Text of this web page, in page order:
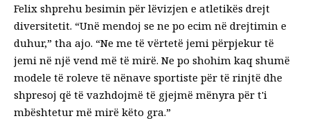
Felix shprehu besimin për lëvizjen e atletikës drejt
diversitetit. “Unë mendoj se ne po ecim në drejtimin e
duhur,” tha ajo. “Ne me të vërtetë jemi përpjekur të
jemi në një vend më të mirë. Ne po shohim kaq shumë
modele të roleve të nënave sportiste për të rinjtë dhe
shpresoj që të vazhdojmë të gjejmë mënyra për t'i
mbështetur më mirë këto gra.”